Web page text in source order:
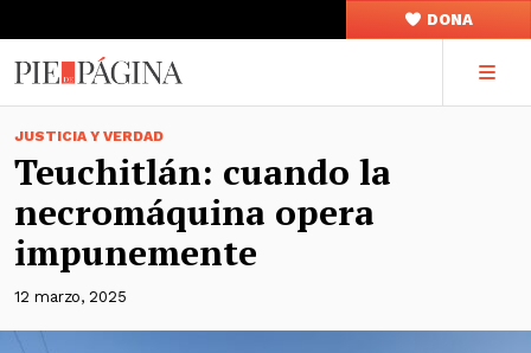
DONA
JUSTICIA Y VERDAD
Teuchitlán: cuando la
necromáquina opera
impunemente
12 marzo, 2025